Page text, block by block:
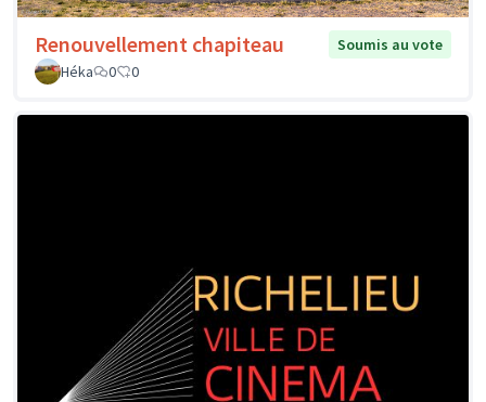
Renouvellement chapiteau
Soumis au vote
Héka
0 0